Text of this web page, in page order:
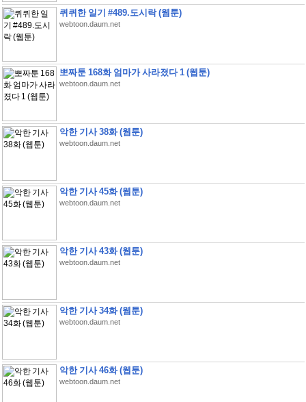
퀴퀴한 일기 #489.도시락 (웹툰)
webtoon.daum.net
뽀짜툰 168화 엄마가 사라졌다 1 (웹툰)
webtoon.daum.net
악한 기사 38화 (웹툰)
webtoon.daum.net
악한 기사 45화 (웹툰)
webtoon.daum.net
악한 기사 43화 (웹툰)
webtoon.daum.net
악한 기사 34화 (웹툰)
webtoon.daum.net
악한 기사 46화 (웹툰)
webtoon.daum.net